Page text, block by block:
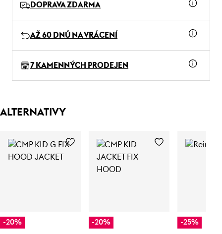
DOPRAVA ZDARMA
AŽ 60 DNŮ NA VRÁCENÍ
7 KAMENNÝCH PRODEJEN
ALTERNATIVY
-20% -20% -25%